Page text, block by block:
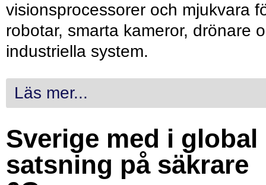
visionsprocessorer och mjukvara
robotar, smarta kameror, drönare
industriella system.
Läs mer...
Sverige med i global
satsning på säkrare